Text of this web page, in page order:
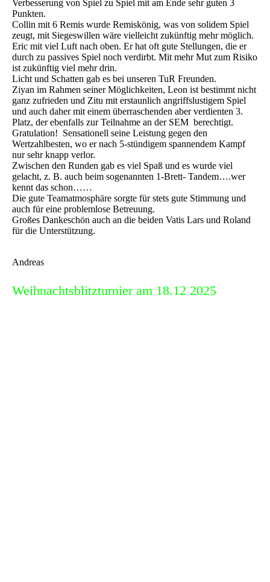
Verbesserung von Spiel zu Spiel mit am Ende sehr guten 3
Punkten.
Collin mit 6 Remis wurde Remiskönig, was von solidem Spiel
zeugt, mit Siegeswillen wäre vielleicht zukünftig mehr möglich.
Eric mit viel Luft nach oben. Er hat oft gute Stellungen, die er
durch zu passives Spiel noch verdirbt. Mit mehr Mut zum Risiko
ist zukünftig viel mehr drin.
Licht und Schatten gab es bei unseren TuR Freunden.
Ziyan im Rahmen seiner Möglichkeiten, Leon ist bestimmt nicht
ganz zufrieden und Zitu mit erstaunlich angriffslustigem Spiel
und auch daher mit einem überraschenden aber verdienten 3.
Platz, der ebenfalls zur Teilnahme an der SEM berechtigt.
Gratulation! Sensationell seine Leistung gegen den
Wertzahlbesten, wo er nach 5-stündigem spannendem Kampf
nur sehr knapp verlor.
Zwischen den Runden gab es viel Spaß und es wurde viel
gelacht, z. B. auch beim sogenannten 1-Brett- Tandem….wer
kennt das schon……
Die gute Teamatmosphäre sorgte für stets gute Stimmung und
auch für eine problemlose Betreuung.
Großes Dankeschön auch an die beiden Vatis Lars und Roland
für die Unterstützung.
Andreas
Weihnachtsblitzturnier am 18.12 2025